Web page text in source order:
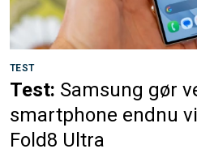
TEST
Test: Samsung gør
smartphone endnu
Fold8 Ultra